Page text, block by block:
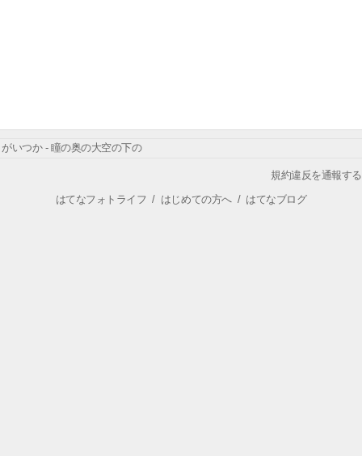
がいつか - 瞳の奥の大空の下の
規約違反を通報する
はてなフォトライフ / はじめての方へ/ はてなブログ